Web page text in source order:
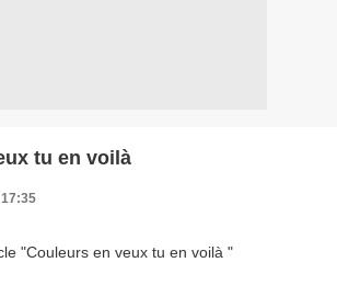
tu en voilà